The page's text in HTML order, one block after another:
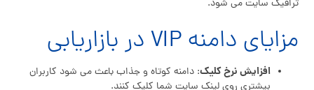
ترافیک سایت می شود.
مزایای دامنه VIP در بازاریابی
افزایش نرخ کلیک: دامنه کوتاه و جذاب باعث می شود کاربران
بیشتری روی لینک سایت شما کلیک کنند.